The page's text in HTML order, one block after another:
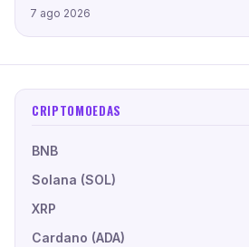
7 ago 2026
CRIPTOMOEDAS
BNB
Solana (SOL)
XRP
Cardano (ADA)